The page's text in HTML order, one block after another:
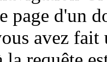
page d'un
avez fait